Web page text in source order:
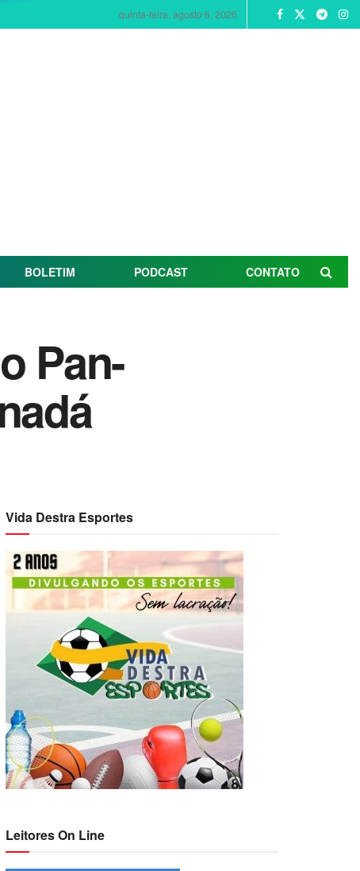
quinta-feira, agosto 6, 2026
BOLETIM PODCAST CONTATO
Pan-
Vida Destra Esportes
Leitores On Line